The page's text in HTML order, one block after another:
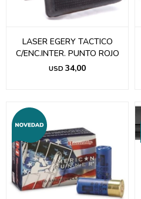
LASER EGERY TACTICO
C/ENC.INTER. PUNTO ROJO
USD 34,00